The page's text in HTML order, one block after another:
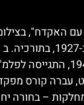
האקדח",
לארץ וב-1945,
עברה קורס